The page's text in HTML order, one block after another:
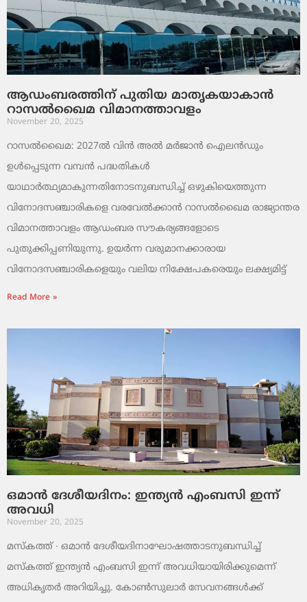
ആഡംബരത്തിന് പുതിയ മാതൃകയാകാൻ
റാസൽഖൈമ വിമാനത്താവളം
November 20, 2025
റാസൽഖൈമ: 2027ൽ വിൻ അൽ മർജാൻ ഐലൻഡും
ഉൾപ്പെടുന്ന വമ്പൻ പദ്ധതികൾ
യാഥാർത്ഥ്യമാകുന്നതിനോടനുബന്ധിച്ച് ഒഴുകിയെത്തുന്ന
വിനോദസഞ്ചാരികളെ വരവേൽക്കാൻ റാസൽഖൈമ രാജ്യാന്തര
വിമാനത്താവളം ആഡംബര സൗകര്യങ്ങളോടെ
പുതുക്കിപ്പണിയുന്നു. ഉയർന്ന വരുമാനക്കാരായ
വിനോദസഞ്ചാരികളെയും വലിയ നിക്ഷേപകരെയും ലക്ഷ്യമിട്ട്
Read More »
ഒമാൻ ദേശീയദിനം: ഇന്ത്യൻ എംബസി ഇന്ന്
അവധി
November 20, 2025
മസ്‌കത്ത് ∙ ഒമാൻ ദേശീയദിനാഘോഷത്താടനുബന്ധിച്ച്
മസ്‌കത്ത് ഇന്ത്യൻ എംബസി ഇന്ന് അവധിയായിരിക്കുമെന്ന്
അധികൃതർ അറിയിച്ചു. കോൺസുലാർ സേവനങ്ങൾക്ക്